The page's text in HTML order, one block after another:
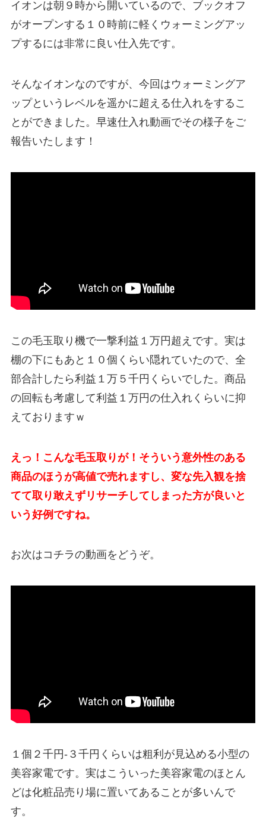
イオンは朝９時から開いているので、ブックオフ
がオープンする１０時前に軽くウォーミングアッ
プするには非常に良い仕入先です。
そんなイオンなのですが、今回はウォーミングア
ップというレベルを遥かに超える仕入れをするこ
とができました。早速仕入れ動画でその様子をご
報告いたします！
この毛玉取り機で一撃利益１万円超えです。実は
棚の下にもあと１０個くらい隠れていたので、全
部合計したら利益１万５千円くらいでした。商品
の回転も考慮して利益１万円の仕入れくらいに抑
えておりますｗ
えっ！こんな毛玉取りが！そういう意外性のある
商品のほうが高値で売れますし、変な先入観を捨
てて取り敢えずリサーチしてしまった方が良いと
いう好例ですね。
お次はコチラの動画をどうぞ。
１個２千円-３千円くらいは粗利が見込める小型の
美容家電です。実はこういった美容家電のほとん
どは化粧品売り場に置いてあることが多いんで
す。